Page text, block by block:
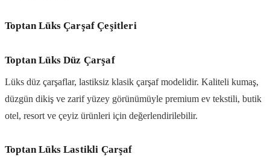
Toptan Lüks Çarşaf Çeşitleri
Toptan Lüks Düz Çarşaf
Lüks düz çarşaflar, lastiksiz klasik çarşaf modelidir. Kaliteli kumaş,
düzgün dikiş ve zarif yüzey görünümüyle premium ev tekstili, butik
otel, resort ve çeyiz ürünleri için değerlendirilebilir.
Toptan Lüks Lastikli Çarşaf